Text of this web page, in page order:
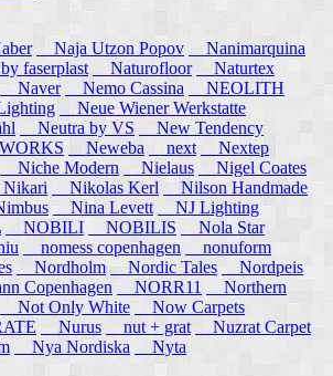
Naja Utzon Popov
Nanimarquina
faserplast
Naturofloor
Naturtex
Naver Nemo Cassina
NEOLITH
Neue Wiener Werkstatte
Neutra by VS
New Tendency
Neweba next
Nextep
Niche Modern Nielaus
Nigel Coates
Nikolas Kerl
Nilson Handmade
Nina Levett
NJ Lighting
NOBILI NOBILIS
Nola Star
nomess copenhagen
nonuform
Nordholm Nordic Tales
Nordpeis
Copenhagen
NORR11
Northern
Not Only White
Now Carpets
Nurus nut + grat
Nuzrat Carpet
Nya Nordiska Nyta